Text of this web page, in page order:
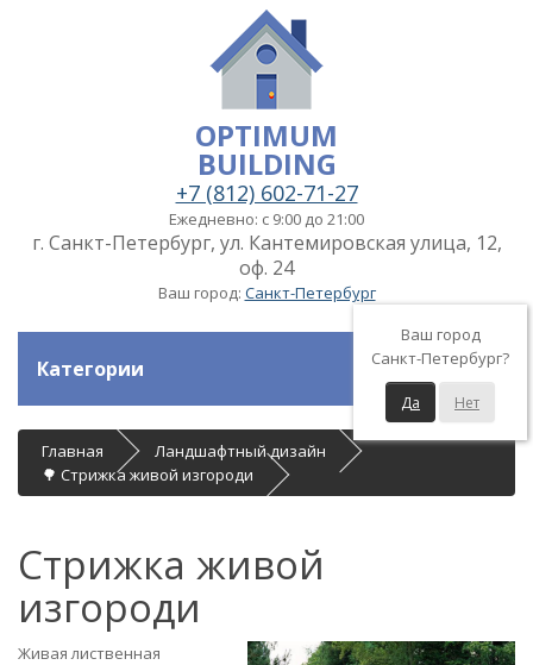
OPTIMUM
BUILDING
+7 (812) 602-71-27
Ежедневно: с 9:00 до 21:00
г. Санкт-Петербург, ул. Кантемировская улица, 12,
оф. 24
Ваш город: Санкт-Петербург
Ваш город
Санкт-Петербург?
Да Нет
Категории
Главная
Ландшафтный дизайн
🌳 Стрижка живой изгороди
Стрижка живой
изгороди
Живая лиственная